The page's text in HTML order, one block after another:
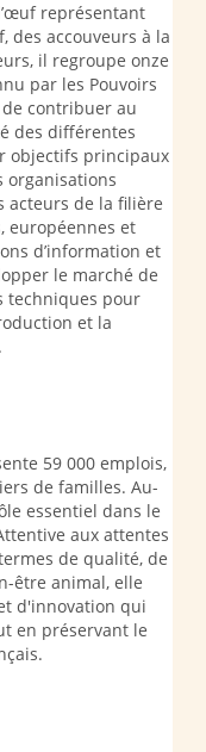
représentant
des accouveurs à la
il regroupe onze
par les Pouvoirs
contribuer au
des différentes
objectifs principaux
organisations
acteurs de la filière
européennes et
d’information et
le marché de
techniques pour
et la
59 000 emplois,
de familles. Au-
essentiel dans le
aux attentes
de qualité, de
être animal, elle
d'innovation qui
en préservant le